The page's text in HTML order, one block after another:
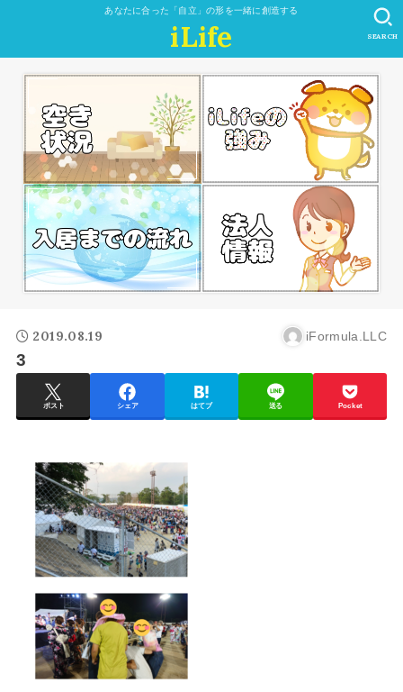
あなたに合った「自立」の形を一緒に創造する
iLife SEARCH
2019.08.19 iFormula.LLC
3
ポスト シェア はてブ 送る Pocket